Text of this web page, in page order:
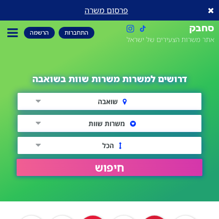
פרסום משרה
סחבק
אתר משרות הצעירים של ישראל
התחברות הרשמה
דרושים למשרות משרות שוות בשואבה
שואבה
משרות שוות
הכל
חיפוש